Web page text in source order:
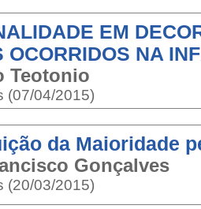
EM
OCORRIDOS NA
Teotonio
(07/04/2015)
da Maioridade
Gonçalves
(20/03/2015)